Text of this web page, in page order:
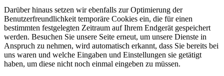
Darüber hinaus setzen wir ebenfalls zur Optimierung der
Benutzerfreundlichkeit temporäre Cookies ein, die für einen
bestimmten festgelegten Zeitraum auf Ihrem Endgerät gespeichert
werden. Besuchen Sie unsere Seite erneut, um unsere Dienste in
Anspruch zu nehmen, wird automatisch erkannt, dass Sie bereits bei
uns waren und welche Eingaben und Einstellungen sie getätigt
haben, um diese nicht noch einmal eingeben zu müssen.